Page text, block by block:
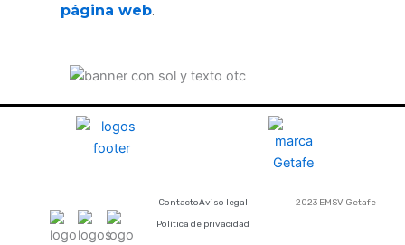
página web.
ContactoAviso legal
Política de privacidad
2023 EMSV Getafe